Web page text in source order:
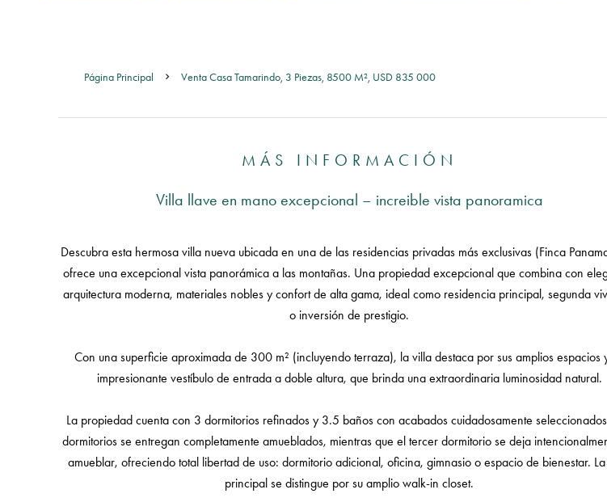
Página Principal Venta Casa Tamarindo, 3 Piezas, 8500 M², USD 835 000
MÁS INFORMACIÓN
Villa llave en mano excepcional – increible vista panoramica
Descubra esta hermosa villa nueva ubicada en una de las residencias privadas más exclusivas (Finca
ofrece una excepcional vista panorámica a las montañas. Una propiedad excepcional que combina con
arquitectura moderna, materiales nobles y confort de alta gama, ideal como residencia principal, segunda
o inversión de prestigio.
Con una superficie aproximada de 300 m² (incluyendo terraza), la villa destaca por sus amplios espacios
impresionante vestíbulo de entrada a doble altura, que brinda una extraordinaria luminosidad natural.
La propiedad cuenta con 3 dormitorios refinados y 3.5 baños con acabados cuidadosamente
dormitorios se entregan completamente amueblados, mientras que el tercer dormitorio se deja
amueblar, ofreciendo total libertad de uso: dormitorio adicional, oficina, gimnasio o espacio de bienestar. La
principal se distingue por su amplio walk-in closet.